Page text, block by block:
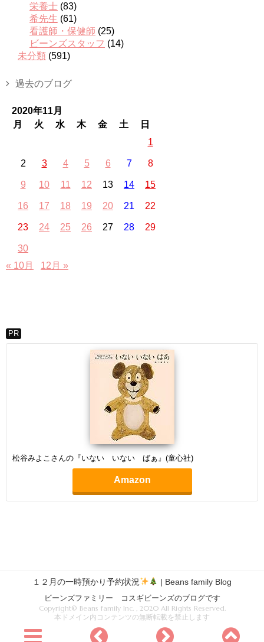
栄養士 (83)
希先生 (61)
看護師・保健師 (25)
ビーンズスタッフ (14)
未分類 (591)
過去のブログ
2020年11月
月
火 水 木 金 土
日
1
2 3 4 5 6 7 8
9 10 11 12 13 14 15
16 17 18 19 20 21 22
23 24 25 26 27 28 29
30
« 10月
12月 »
PR
松谷みよこさんの『いない いない ばぁ』(童心社)
Amazon
１２月の一時預かり予約状況 | Beans family Blog
ビーンズファミリー コスギビーンズのブログです
Copyright© Beans family Inc. , 2020 All Rights Reserved.
本ドメイン内コンテンツの無断転載を禁止します